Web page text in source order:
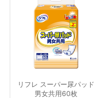
リフレ スーパー尿パッド
男女共用60枚